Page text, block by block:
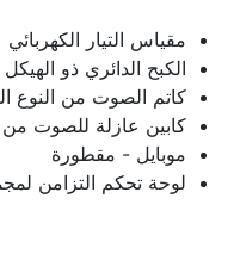
مقياس التيار الكهربائي
الكبح الدائري ذو
كاتم الصوت من النوع
كابين عازلة للصوت من
موبايل - مقطورة
لوحة تحكم التزامن